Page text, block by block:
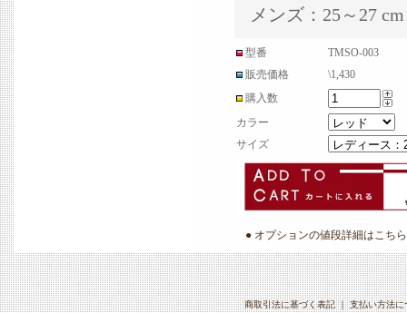
メンズ：25～27 cm
型番
TMSO-003
販売価格
\1,430
購入数
カラー
サイズ
● オプションの値段詳細はこちら
商取引法に基づく表記｜支払い方法に